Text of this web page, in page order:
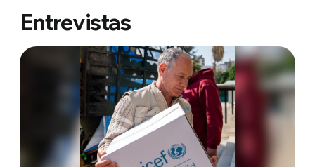
Entrevistas